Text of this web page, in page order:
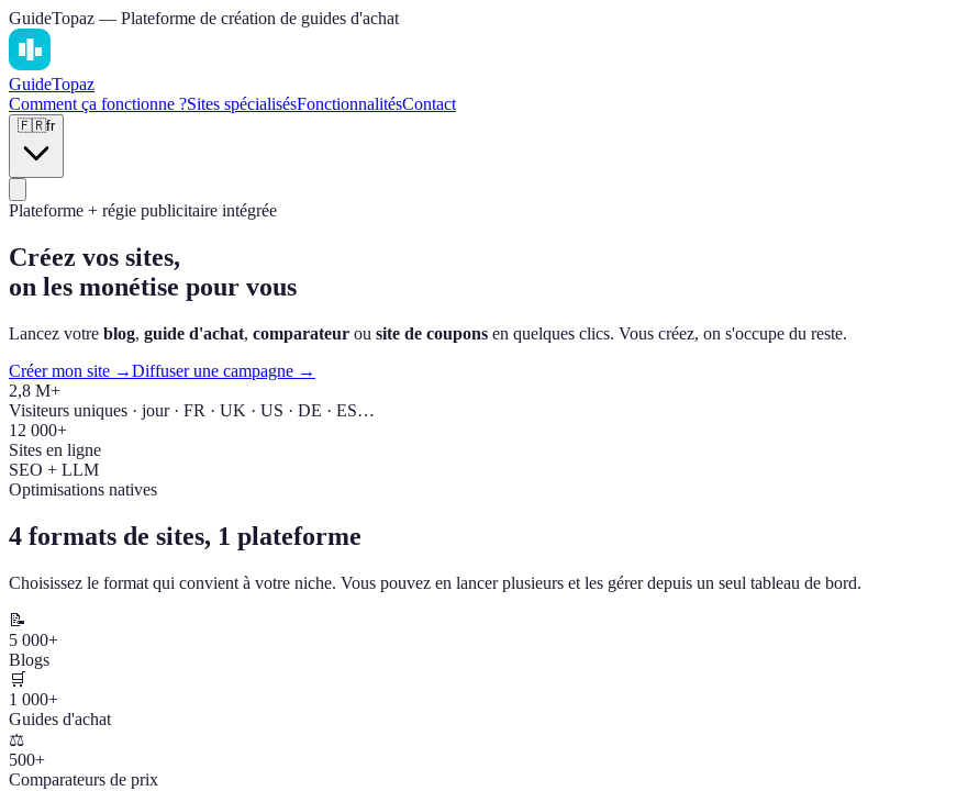
GuideTopaz — Plateforme de création de guides d'achat
GuideTopaz
Comment ça fonctionne ?Sites spécialisésFonctionnalitésContact
🇫🇷fr
Plateforme + régie publicitaire intégrée
Créez vos sites,
on les monétise pour vous
Lancez votre blog, guide d'achat, comparateur ou site de coupons en quelques clics. Vous créez, on s'occupe du reste.
Créer mon site →Diffuser une campagne →
2,8 M+
Visiteurs uniques · jour · FR · UK · US · DE · ES…
12 000+
Sites en ligne
SEO + LLM
Optimisations natives
4 formats de sites, 1 plateforme
Choisissez le format qui convient à votre niche. Vous pouvez en lancer plusieurs et les gérer depuis un seul tableau de bord.
📝
5 000+
Blogs
🛒
1 000+
Guides d'achat
⚖️
500+
Comparateurs de prix